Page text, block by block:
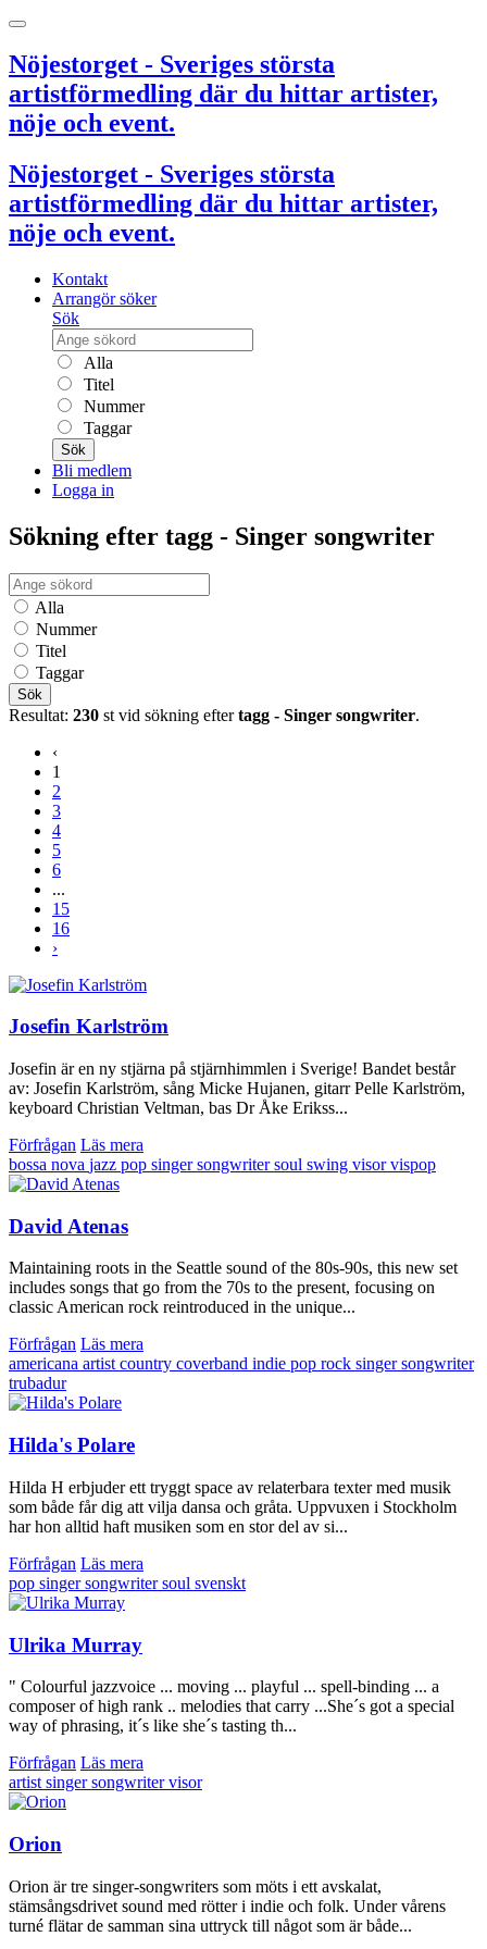
Nöjestorget - Sveriges största
artistförmedling där du hittar artister,
nöje och event.
Nöjestorget - Sveriges största
artistförmedling där du hittar artister,
nöje och event.
Kontakt
Arrangör söker
Sök
Alla
Titel
Nummer
Taggar
Sök
Bli medlem
Logga in
Sökning efter tagg - Singer songwriter
Alla
Nummer
Titel
Taggar
Sök
Resultat: 230 st vid sökning eftertagg - Singer songwriter.
‹
1
2
3
4
5
6
...
15
16
›
Josefin Karlström
Josefin är en ny stjärna på stjärnhimmlen i Sverige! Bandet består
av: Josefin Karlström, sång Micke Hujanen, gitarr Pelle Karlström,
keyboard Christian Veltman, bas Dr Åke Erikss...
Förfrågan Läs mera
bossa nova jazz pop singer songwritersoul swing visorvispop
David Atenas
Maintaining roots in the Seattle sound of the 80s-90s, this new set
includes songs that go from the 70s to the present, focusing on
classic American rock reintroduced in the unique...
Förfrågan Läs mera
americana artistcountry coverband indie pop rock singer songwriter
trubadur
Hilda's Polare
Hilda H erbjuder ett tryggt space av relaterbara texter med musik
som både får dig att vilja dansa och gråta. Uppvuxen i Stockholm
har hon alltid haft musiken som en stor del av si...
Förfrågan Läs mera
pop singer songwritersoul svenskt
Ulrika Murray
" Colourful jazzvoice ... moving ... playful ... spell-binding ... a
composer of high rank .. melodies that carry ...She´s got a special
way of phrasing, it´s like she´s tasting th...
Förfrågan Läs mera
artist singer songwritervisor
Orion
Orion är tre singer-songwriters som möts i ett avskalat,
stämsångsdrivet sound med rötter i indie och folk. Under vårens
turné flätar de samman sina uttryck till något som är både...